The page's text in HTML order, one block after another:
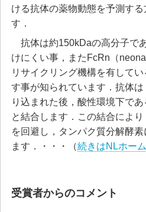
ける抗体の薬物動態を予測す
す．
抗体は約150kDaの高分子で
けにくい事，またFcRn（
リサイクリング機構を有して
す事が知られています．抗体
り込まれた後，酸性環境下で
と結合します．この結合によ
を回避し，タンパク質分解酵
ます．・・・（続きはNLホー
受賞者からのコメント